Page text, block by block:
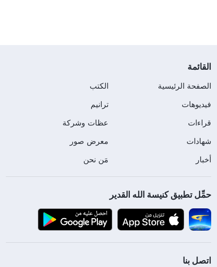
القائمة
الصفحة الرئيسية
الكتب
فيديوهات
ترانيم
قراءات
عظات وشركة
شهادات
معرض صور
أخبار
مَن نحن
حمِّل تطبيق كنيسة الله القدير
اتصل بنا